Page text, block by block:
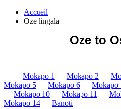
Accueil
Oze lingala
Oze to
Mokapo 1 — Mokapo 2 —
Mokapo 5 — Mokapo 6 — Mokapo
— Mokapo 10 — Mokapo 11 —
Mokapo 14 — Banoti